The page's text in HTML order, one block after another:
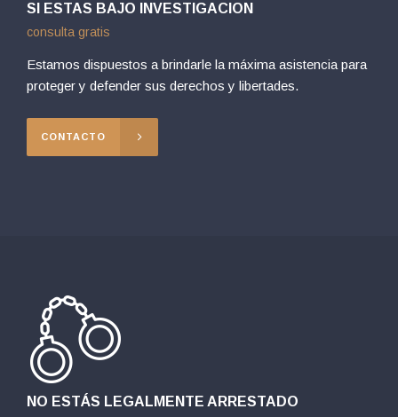
SI ESTAS BAJO INVESTIGACION
consulta gratis
Estamos dispuestos a brindarle la máxima asistencia para
proteger y defender sus derechos y libertades.
CONTACTO
NO ESTÁS LEGALMENTE ARRESTADO